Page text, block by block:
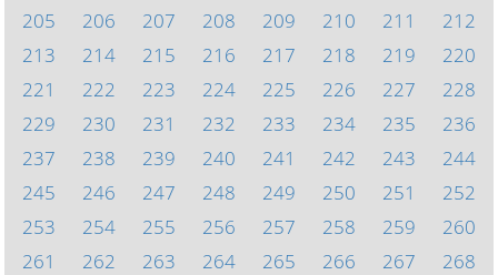
205
206 207 208 209 210 211
212
213
214 215 216 217 218 219
220
221
222 223 224 225 226 227
228
229
230 231 232 233 234 235
236
237
238 239 240 241 242 243
244
245
246 247 248 249 250 251
252
253
254 255 256 257 258 259
260
261
262 263 264 265 266 267
268